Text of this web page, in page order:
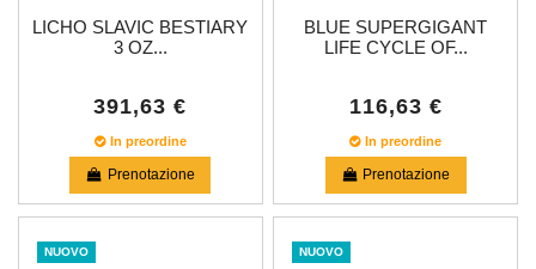
LICHO SLAVIC BESTIARY
3 OZ...
391,63 €
In preordine
Prenotazione
BLUE SUPERGIGANT
LIFE CYCLE OF...
116,63 €
In preordine
Prenotazione
NUOVO NUOVO